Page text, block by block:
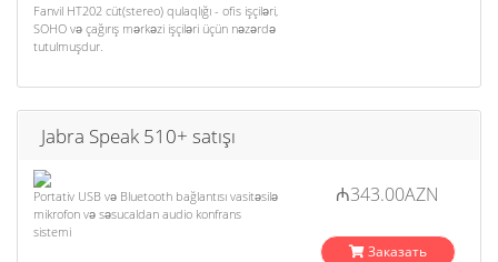
Fanvil HT202 cüt(stereo) qulaqlığı - ofis işçiləri,
SOHO və çağırış mərkəzi işçiləri üçün nəzərdə
tutulmuşdur.
Jabra Speak 510+ satışı
Portativ USB və Bluetooth bağlantısı vasitəsilə
mikrofon və səsucaldan audio konfrans
sistemi
₼343.00AZN
Заказать